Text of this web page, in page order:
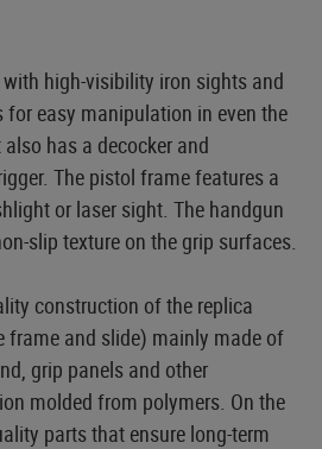
high-visibility iron sights and
for easy manipulation in even the
has a decocker and
The pistol frame features a
or laser sight. The handgun
slip texture on the grip surfaces.
construction of the replica
frame and slide) mainly made of
grip panels and other
molded from polymers. On the
parts that ensure long-term